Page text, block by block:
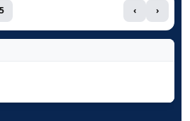
5 ‹ ›